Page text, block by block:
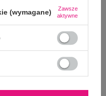
(wymagane)
Zawsze
aktywne